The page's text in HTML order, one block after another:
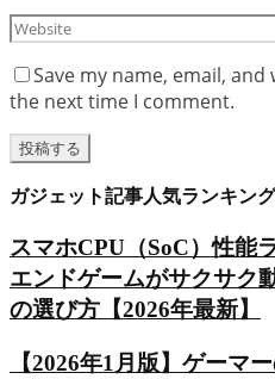
Save my name, email,
the next time I comment.
ガジェット記事人気ランキング
スマホCPU（SoC）性能
エンドゲームがサクサク
の選び方【2026年最新】
【2026年1月版】ゲーマ